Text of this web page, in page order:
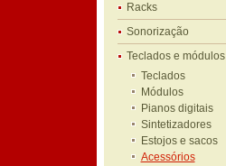
Racks
Sonorização
Teclados e módulos
Teclados
Módulos
Pianos digitais
Sintetizadores
Estojos e sacos
Acessórios